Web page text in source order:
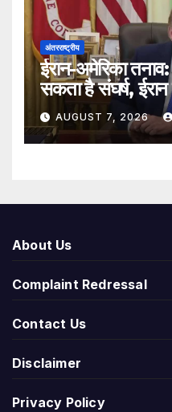
अंतरराष्ट्रीय
ईरान-अमेरिका
सकता है संघर्ष,
AUGUST 7, 2026
About Us
Complaint Redressal
Contact Us
Disclaimer
Privacy Policy